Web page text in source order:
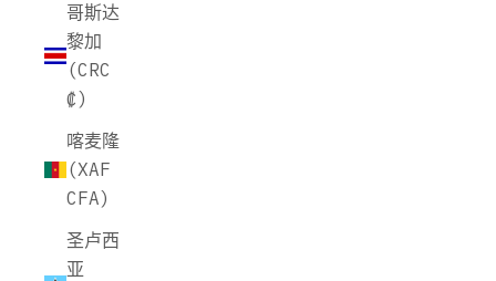
哥斯达
黎加
(CRC
₡)
喀麦隆
(XAF
CFA)
圣卢西
亚